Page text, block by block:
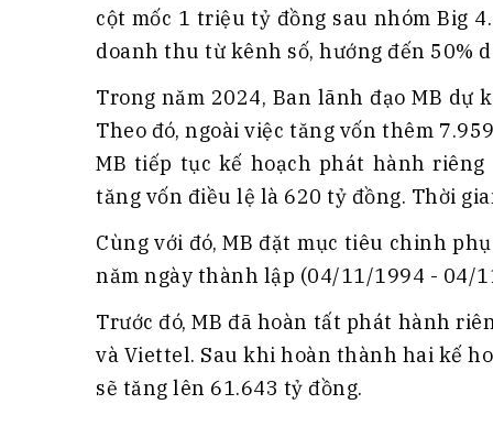
cột mốc 1 triệu tỷ đồng sau nhóm Big
doanh thu từ kênh số, hướng đến 50%
Trong năm 2024, Ban lãnh đạo MB
Theo đó, ngoài việc tăng vốn thêm
MB tiếp tục kế hoạch phát hành
tăng vốn điều lệ là 620 tỷ đồng. Thời
Cùng với đó, MB đặt mục tiêu chinh
năm ngày thành lập (04/11/1994 - 04/
Trước đó, MB đã hoàn tất phát hành
và Viettel. Sau khi hoàn thành hai kế
sẽ tăng lên 61.643 tỷ đồng.